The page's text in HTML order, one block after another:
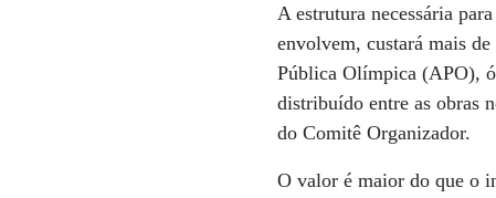
A estrutura necessária
envolvem, custará mais
Pública Olímpica (APO),
distribuído entre as obras
do Comitê Organizador.
O valor é maior do que o